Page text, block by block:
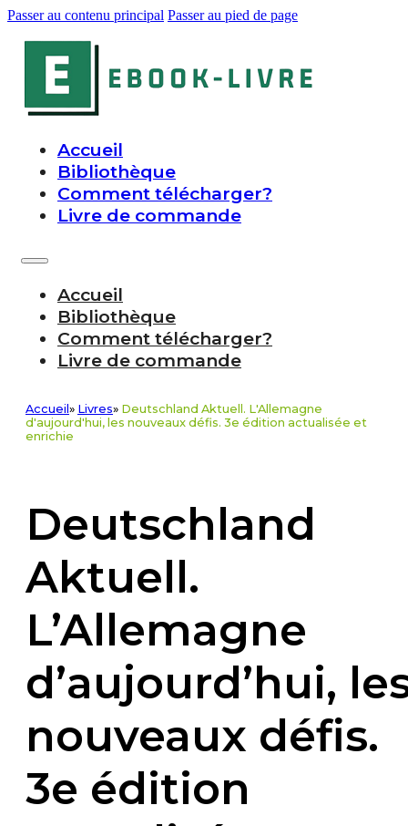
Passer au contenu principal Passer au pied de page
Accueil
Bibliothèque
Comment télécharger?
Livre de commande
Accueil
Bibliothèque
Comment télécharger?
Livre de commande
Accueil » Livres» Deutschland Aktuell. L'Allemagne
d'aujourd'hui, les nouveaux défis. 3e édition actualisée et
enrichie
Deutschland
Aktuell.
L’Allemagne
d’aujourd’hui,
nouveaux défis.
3e édition